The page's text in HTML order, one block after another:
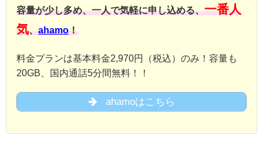
容量が少し多め、一人で気軽に申し込める、一番人
気、ahamo！
料金プランは基本料金2,970円（税込）のみ！容量も
20GB、国内通話5分間無料！！
ahamoはこちら